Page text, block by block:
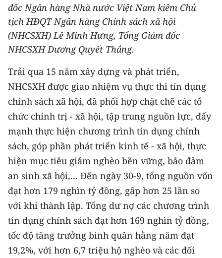
THẾ GIỚI
THỂ THAO
Y TẾ
KHOA HỌC - CÔNG NGHỆ
MÔI TRƯỜNG
BẠN ĐỌC
KIỂM CHỨNG THÔNG TIN
TRI THỨC CHUYÊN SÂU
54 DÂN TỘC VIỆT NAM
CHƯƠNG TRÌNH OCOP - MỖI XÃ
đốc Ngân hàng Nhà nước Việt Nam kiêm Chủ
tịch HĐQT Ngân hàng Chính sách xã hội
(NHCSXH) Lê Minh Hưng, Tổng Giám đốc
NHCSXH Dương Quyết Thắng.
Trải qua 15 năm xây dựng và phát triển,
NHCSXH được giao nhiệm vụ thực thi tín dụng
chính sách xã hội, đã phối hợp chặt chẽ các tổ
chức chính trị - xã hội, tập trung nguồn lực, đẩy
mạnh thực hiện chương trình tín dụng chính
sách, góp phần phát triển kinh tế - xã hội, thực
hiện mục tiêu giảm nghèo bền vững, bảo đảm
an sinh xã hội,... Đến ngày 30-9, tổng nguồn vốn
đạt hơn 179 nghìn tỷ đồng, gấp hơn 25 lần so
với khi thành lập. Tổng dư nợ các chương trình
tín dụng chính sách đạt hơn 169 nghìn tỷ đồng,
tốc độ tăng trưởng bình quân hằng năm đạt
19,2%, với hơn 6,7 triệu hộ nghèo và các đối